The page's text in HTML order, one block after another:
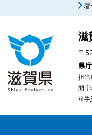
滋
〒
県
担当
開
※手